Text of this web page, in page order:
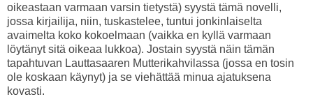
oikeastaan varmaan varsin tietystä) syystä tämä novelli,
jossa kirjailija, niin, tuskastelee, tuntui jonkinlaiselta
avaimelta koko kokoelmaan (vaikka en kyllä varmaan
löytänyt sitä oikeaa lukkoa). Jostain syystä näin tämän
tapahtuvan Lauttasaaren Mutterikahvilassa (jossa en tosin
ole koskaan käynyt) ja se viehättää minua ajatuksena
kovasti.